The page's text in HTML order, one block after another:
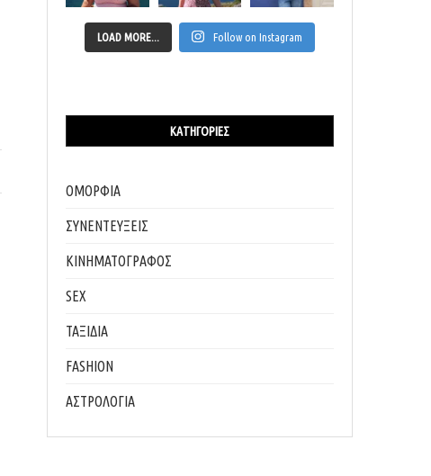
LOAD MORE... Follow on Instagram
ΚΑΤΗΓΟΡΊΕΣ
ΟΜΟΡΦΙΑ
ΣΥΝΕΝΤΕΥΞΕΙΣ
ΚΙΝΗΜΑΤΟΓΡΑΦΟΣ
SEX
ΤΑΞΙΔΙΑ
FASHION
ΑΣΤΡΟΛΟΓΙΑ